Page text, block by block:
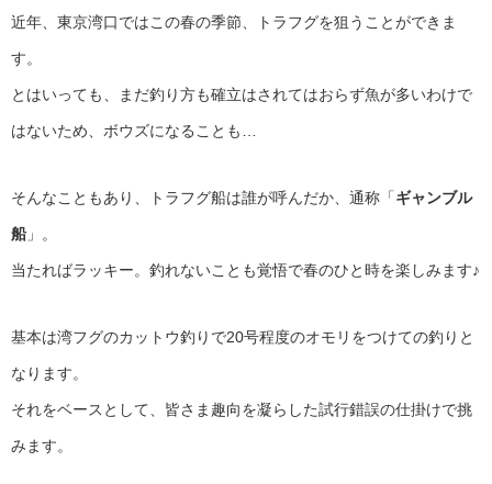
近年、東京湾口ではこの春の季節、トラフグを狙うことができま
す。
とはいっても、まだ釣り方も確立はされてはおらず魚が多いわけで
はないため、ボウズになることも…
そんなこともあり、トラフグ船は誰が呼んだか、通称「ギャンブル
船 」。
当たればラッキー。釣れないことも覚悟で春のひと時を楽しみます♪
基本は湾フグのカットウ釣りで20号程度のオモリをつけての釣りと
なります。
それをベースとして、皆さま趣向を凝らした試行錯誤の仕掛けで挑
みます。